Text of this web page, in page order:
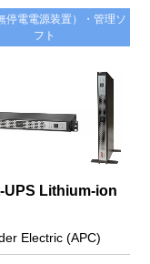
停電電源装置）・管理ソ
フト
UPS Lithium-ion
Electric (APC)